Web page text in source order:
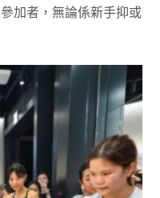
加者，無論係新手抑或